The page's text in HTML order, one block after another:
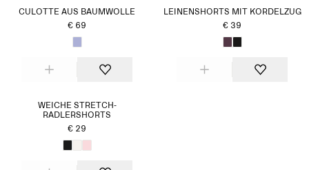
CULOTTE AUS BAUMWOLLE
€ 69
LEINENSHORTS MIT KORDELZUG
€ 39
WEICHE STRETCH-
RADLERSHORTS
€ 29